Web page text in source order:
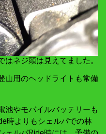
ネジ頭は見えてました。
山用のヘッドライトも常備
池やモバイルバッテリーも
よりもシェルパでの林